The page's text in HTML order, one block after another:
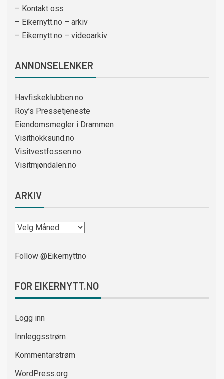
– Kontakt oss
– Eikernytt.no – arkiv
– Eikernytt.no – videoarkiv
ANNONSELENKER
Havfiskeklubben.no
Roy’s Pressetjeneste
Eiendomsmegler i Drammen
Visithokksund.no
Visitvestfossen.no
Visitmjøndalen.no
ARKIV
Follow @Eikernyttno
FOR EIKERNYTT.NO
Logg inn
Innleggsstrøm
Kommentarstrøm
WordPress.org